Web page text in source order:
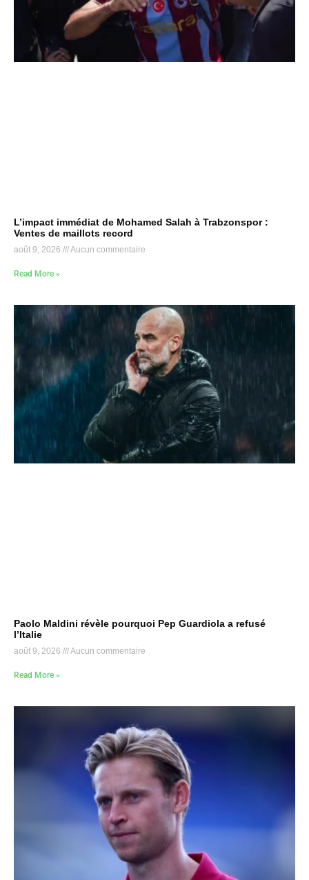
L’impact immédiat de Mohamed Salah à Trabzonspor :
Ventes de maillots record
août 9, 2026 Aucun commentaire
Read More »
Paolo Maldini révèle pourquoi Pep Guardiola a refusé
l’Italie
août 9, 2026 Aucun commentaire
Read More »